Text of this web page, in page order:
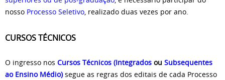
nosso Processo Seletivo, realizado duas vezes por ano.
CURSOS TÉCNICOS
O ingresso nos Cursos Técnicos (Integrados ou Subsequentes
ao Ensino Médio)segue as regras dos editais de cada Processo